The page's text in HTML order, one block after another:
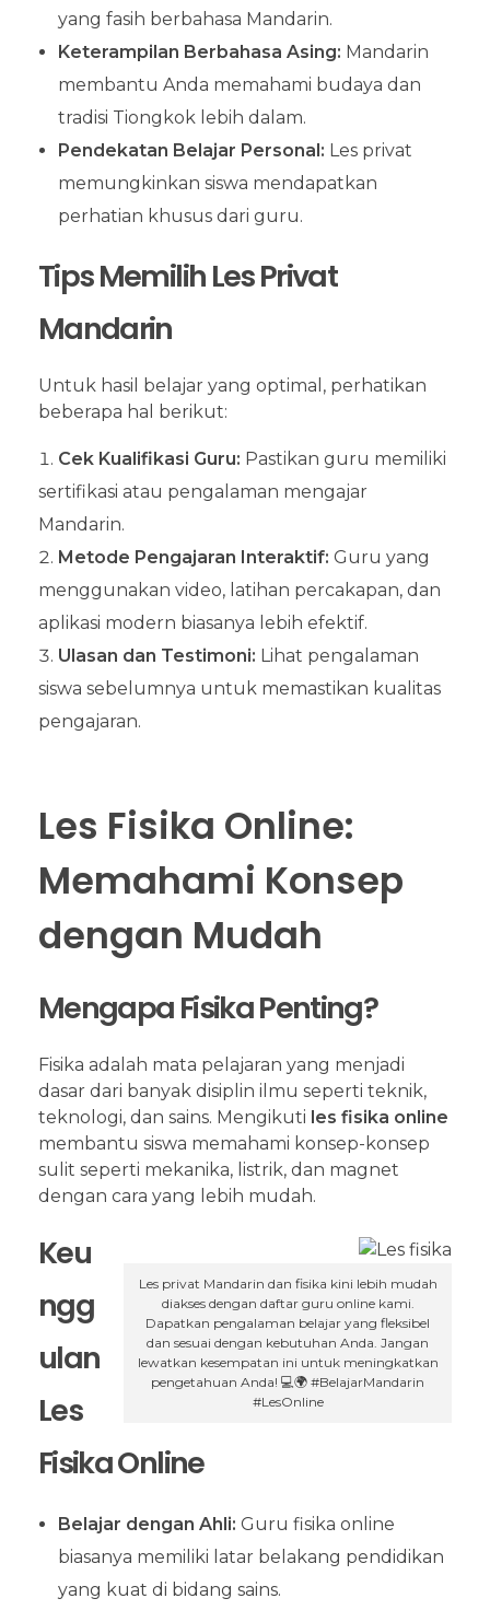
yang fasih berbahasa Mandarin.
Keterampilan Berbahasa Asing: Mandarin
membantu Anda memahami budaya dan
tradisi Tiongkok lebih dalam.
Pendekatan Belajar Personal: Les privat
memungkinkan siswa mendapatkan
perhatian khusus dari guru.
Tips Memilih Les Privat
Mandarin
Untuk hasil belajar yang optimal, perhatikan
beberapa hal berikut:
Cek Kualifikasi Guru: Pastikan guru memiliki
sertifikasi atau pengalaman mengajar
Mandarin.
Metode Pengajaran Interaktif: Guru yang
menggunakan video, latihan percakapan, dan
aplikasi modern biasanya lebih efektif.
Ulasan dan Testimoni: Lihat pengalaman
siswa sebelumnya untuk memastikan kualitas
pengajaran.
Les Fisika Online:
Memahami Konsep
dengan Mudah
Mengapa Fisika Penting?
Fisika adalah mata pelajaran yang menjadi
dasar dari banyak disiplin ilmu seperti teknik,
teknologi, dan sains. Mengikuti les fisika online
membantu siswa memahami konsep-konsep
sulit seperti mekanika, listrik, dan magnet
dengan cara yang lebih mudah.
Les privat Mandarin dan fisika kini lebih mudah
diakses dengan daftar guru online kami.
Dapatkan pengalaman belajar yang fleksibel
dan sesuai dengan kebutuhan Anda. Jangan
lewatkan kesempatan ini untuk meningkatkan
pengetahuan Anda! 💻🌍 #BelajarMandarin
#LesOnline
Keu
ngg
ulan
Les
Fisika Online
Belajar dengan Ahli: Guru fisika online
biasanya memiliki latar belakang pendidikan
yang kuat di bidang sains.